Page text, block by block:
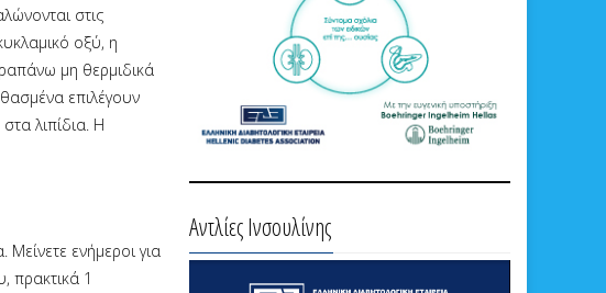
στις
οξύ, η
μη θερμιδικά
επιλέγουν
λιπίδια. Η
ενήμεροι για
πρακτικά 1
Αντλίες Ινσουλίνης